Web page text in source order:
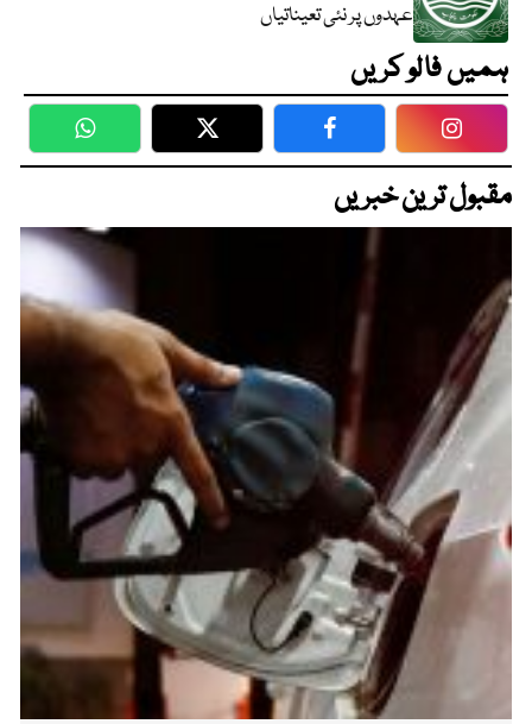
عہدوں پر نئی تعیناتیاں
ہمیں فالو کریں
WhatsApp Twitter Facebook
مقبول ترین خبریں